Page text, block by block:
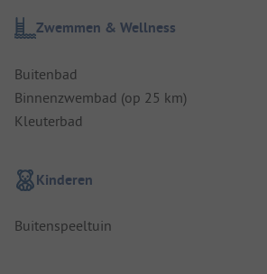
Zwemmen & Wellness
Buitenbad
Binnenzwembad (op 25 km)
Kleuterbad
Kinderen
Buitenspeeltuin